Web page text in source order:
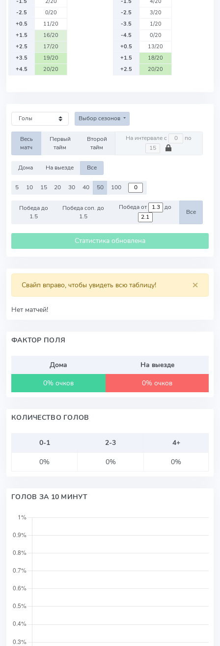
-2.5
0/20
+0.5
11/20
+1.5
16/20
+2.5
17/20
+3.5
19/20
+4.5
20/20
-2.5
3/20
-3.5
1/20
-4.5
0/20
+0.5
13/20
+1.5
18/20
+2.5
20/20
Выбор сезонов
Весь
матч
Первый
тайм
Второй
тайм
На интервале с по
Дома На выезде Все
5 10 15 20 30 40 50 100
Победа до
1.5
Победа соп. до
1.5
Победа от до
Все
Статистика обновлена
×
Свайп вправо, чтобы увидеть всю таблицу!
Нет матчей!
ФАКТОР ПОЛЯ
Дома
На выезде
0% очков
0% очков
КОЛИЧЕСТВО ГОЛОВ
0-1 2-3
4+
0%
0% 0%
ГОЛОВ ЗА 10 МИНУТ